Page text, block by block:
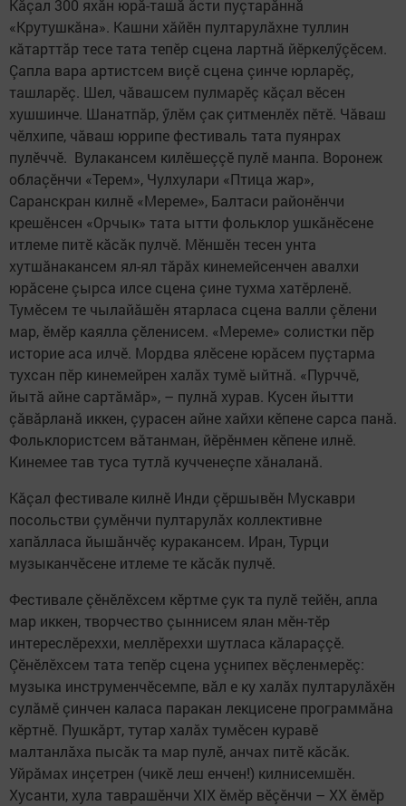
Кăçал 300 яхăн юрă-ташă ăсти пуçтарăннă
«Крутушкăна». Кашни хăйӗн пултарулăхне туллин
кăтарттăр тесе тата тепӗр сцена лартнă йӗркелӳçӗсем.
Çапла вара артистсем виçӗ сцена çинче юрларӗç,
ташларӗç. Шел, чăвашсем пулмарӗç кăçал вӗсен
хушшинче. Шанатпăр, ӳлӗм çак çитменлӗх пӗтӗ. Чăваш
чӗлхипе, чăваш юррипе фестиваль тата пуянрах
пулӗччӗ. Вулакансем килӗшеççӗ пулӗ манпа. Воронеж
облаçӗнчи «Терем», Чулхулари «Птица жар»,
Саранскран килнӗ «Мереме», Балтаси районӗнчи
крешӗнсен «Орчык» тата ытти фольклор ушкăнӗсене
итлеме питӗ кăсăк пулчӗ. Мӗншӗн тесен унта
хутшăнакансем ял-ял тăрăх кинемейсенчен авалхи
юрăсене çырса илсе сцена çине тухма хатӗрленӗ.
Тумӗсем те чылайăшӗн ятарласа сцена валли çӗлени
мар, ӗмӗр каялла çӗленисем. «Мереме» солистки пӗр
историе аса илчӗ. Мордва ялӗсене юрăсем пуçтарма
тухсан пӗр кинемейрен халăх тумӗ ыйтнă. «Пурччӗ,
йытă айне сартăмăр», – пулнă хурав. Кусен йытти
çăвăрланă иккен, çурасен айне хайхи кӗпене сарса панă.
Фольклористсем вăтанман, йӗрӗнмен кӗпене илнӗ.
Кинемее тав туса тутлă кучченеçпе хăналанă.
Кăçал фестивале килнӗ Инди çӗршывӗн Мускаври
посольстви çумӗнчи пултарулăх коллективне
хапăлласа йышăнчӗç куракансем. Иран, Турци
музыканчӗсене итлеме те кăсăк пулчӗ.
Фестивале çӗнӗлӗхсем кӗртме çук та пулӗ тейӗн, апла
мар иккен, творчество çыннисем ялан мӗн-тӗр
интереслӗреххи, меллӗреххи шутласа кăлараççӗ.
Çӗнӗлӗхсем тата тепӗр сцена уçнипех вӗçленмерӗç:
музыка инструменчӗсемпе, вăл е ку халăх пултарулăхӗн
сулăмӗ çинчен каласа паракан лекцисене программăна
кӗртнӗ. Пушкăрт, тутар халăх тумӗсен куравӗ
малтанлăха пысăк та мар пулӗ, анчах питӗ кăсăк.
Уйрăмах инçетрен (чикӗ леш енчен!) килнисемшӗн.
Хусанти, хула таврашӗнчи XIX ӗмӗр вӗçӗнчи – XX ӗмӗр